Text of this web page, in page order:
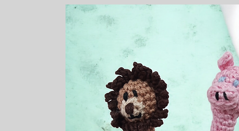
Seitentitel